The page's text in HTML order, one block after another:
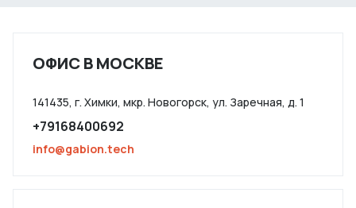
ОФИС В МОСКВЕ
141435, г. Химки, мкр. Новогорск, ул. Заречная, д. 1
+79168400692
info@gabion.tech